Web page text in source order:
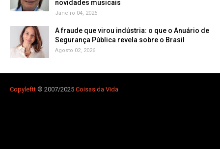
novidades musicais
Janeiro 04, 2026
A fraude que virou indústria: o que o Anuário de
Segurança Pública revela sobre o Brasil
Agosto 02, 2026
Copyleftt © 2007/2025 Coisas da Vida